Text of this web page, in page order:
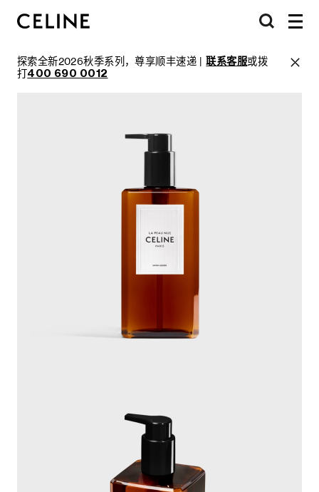
探索全新2026秋季系列，尊享顺丰速递 |联系客服或拨
打400 690 0012